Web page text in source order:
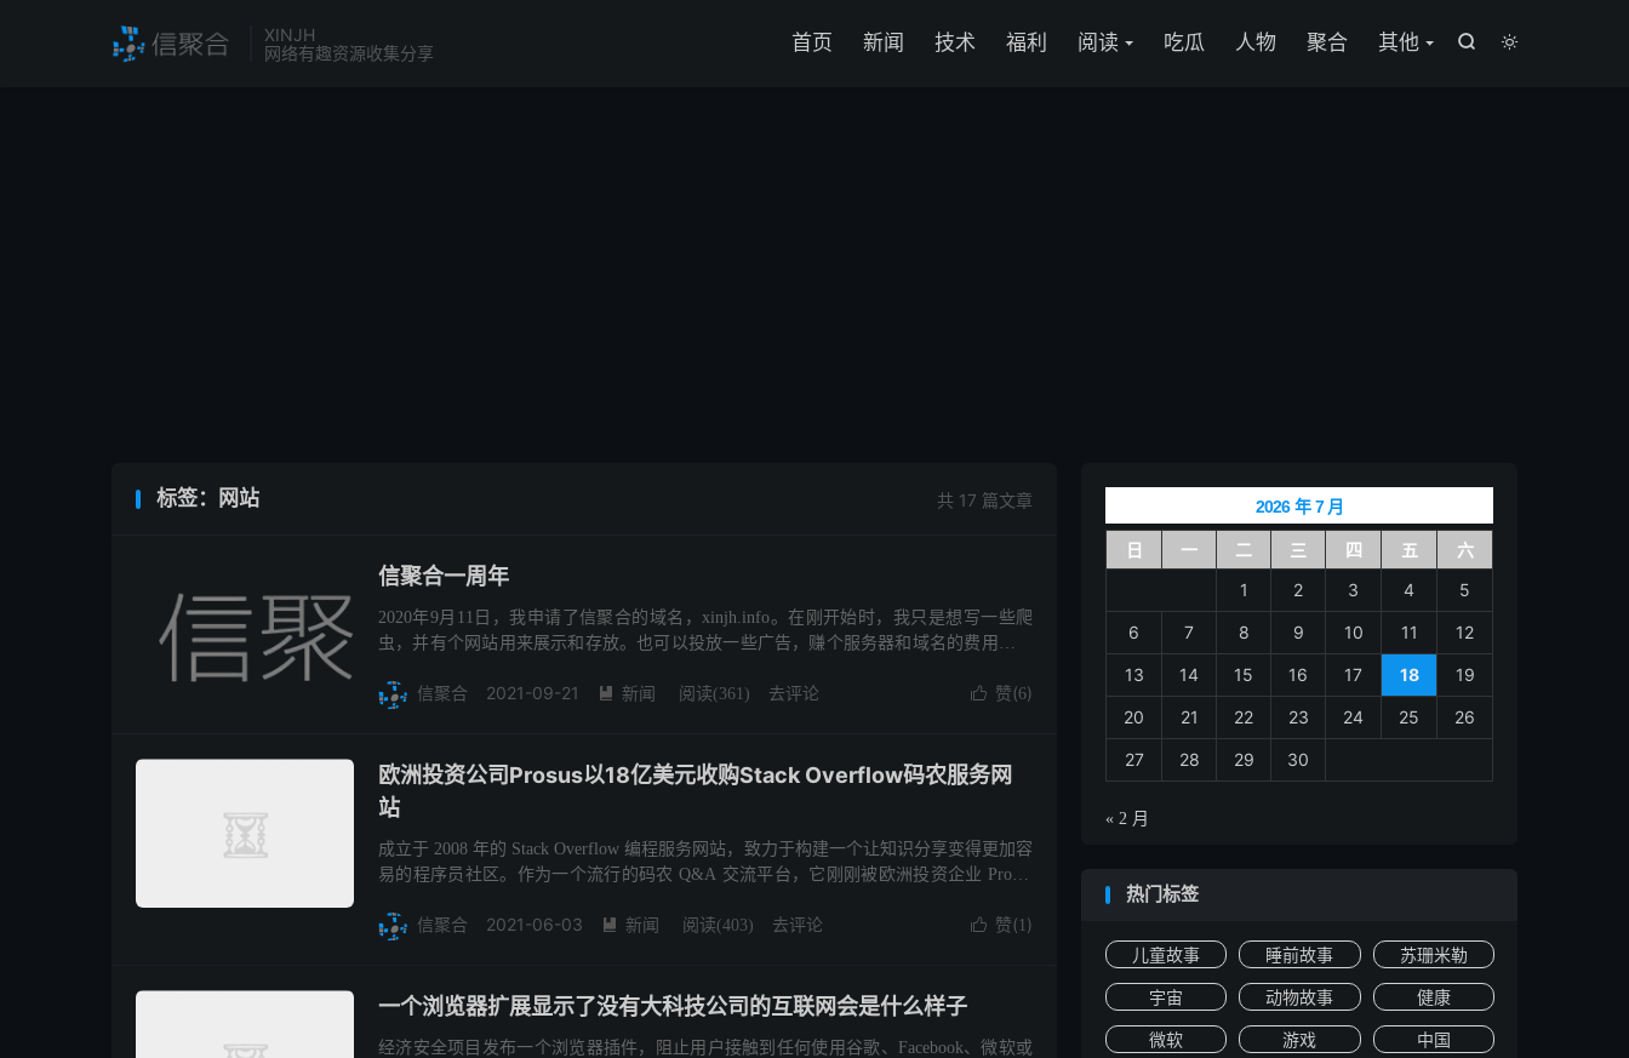
XINJH
网络有趣资源收集分享


首页 新闻 技术 福利 阅读 吃瓜 人物 聚合 其他
共 17 篇文章
标签：网站
信聚合一周年
2020年9月11日，我申请了信聚合的域名，xinjh.info。在刚开始时，我只是想写一些爬
虫，并有个网站用来展示和存放。也可以投放一些广告，赚个服务器和域名的费用。后
 赞(6)
信聚合 2021-09-21  新闻 阅读(361) 去评论
欧洲投资公司Prosus以18亿美元收购Stack Overflow码农服务网
站
成立于 2008 年的 Stack Overflow 编程服务网站，致力于构建一个让知识分享变得更加容
易的程序员社区。作为一个流行的码农 Q&A 交流平台，它刚刚被欧洲投资企业 Prosus
 赞( 1)
信聚合 2021-06-03  新闻 阅读(403) 去评论
一个浏览器扩展显示了没有大科技公司的互联网会是什么样子
经济安全项目发布一个浏览器插件，阻止用户接触到任何使用谷歌、Facebook、微软或
2026 年 7 月
日 一 二 三 四 五
六
1
2 3 4 5
6 7 8 9 10 11 12
13 14 15 16 17 18 19
20 21 22 23 24 25 26
27 28 29 30
« 2 月
热门标签
儿童故事 睡前故事 苏珊米勒
宇宙 动物故事 健康
微软 游戏 中国